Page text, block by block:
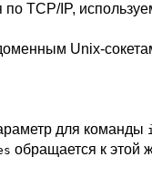
TCP/IP,
Unix-
для команды
обращается к этой